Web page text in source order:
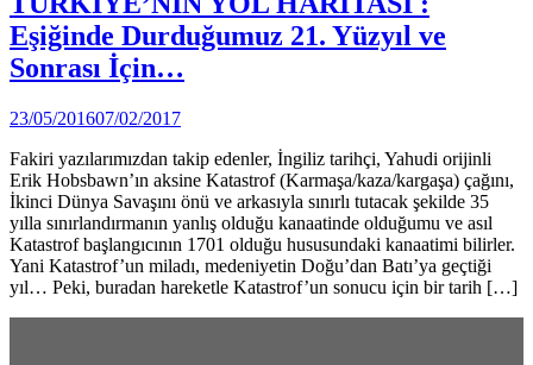
in
Eşiğinde Durduğumuz 21. Yüzyıl ve
Sonrası İçin…
by
Yozgat
23/05/201607/02/2017
Fakiri yazılarımızdan takip edenler, İngiliz tarihçi, Yahudi orijinli
Erik Hobsbawn’ın aksine Katastrof (Karmaşa/kaza/kargaşa) çağını,
İkinci Dünya Savaşını önü ve arkasıyla sınırlı tutacak şekilde 35
yılla sınırlandırmanın yanlış olduğu kanaatinde olduğumu ve asıl
Katastrof başlangıcının 1701 olduğu hususundaki kanaatimi bilirler.
Yani Katastrof’un miladı, medeniyetin Doğu’dan Batı’ya geçtiği
yıl… Peki, buradan hareketle Katastrof’un sonucu için bir tarih […]